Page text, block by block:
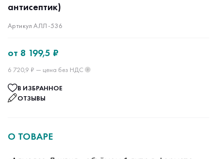
антисептик)
Артикул АЛЛ-536
от 8 199,5 ₽
6 720,9 ₽ — цена без НДС ?
В ИЗБРАННОЕ
ОТЗЫВЫ
О ТОВАРЕ